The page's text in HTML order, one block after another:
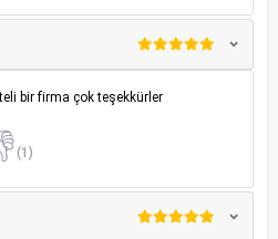
bir firma çok teşekkürler
(1)